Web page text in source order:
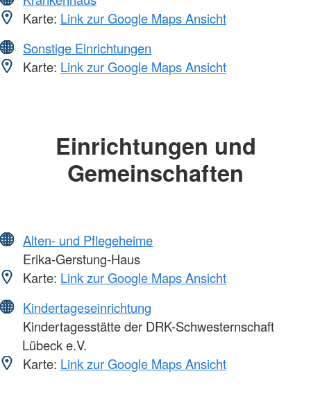
Karte: Link zur Google Maps Ansicht
Sonstige Einrichtungen
Karte: Link zur Google Maps Ansicht
Einrichtungen und
Gemeinschaften
Alten- und Pflegeheime
Erika-Gerstung-Haus
Karte: Link zur Google Maps Ansicht
Kindertageseinrichtung
Kindertagesstätte der DRK-Schwesternschaft
Lübeck e.V.
Karte: Link zur Google Maps Ansicht